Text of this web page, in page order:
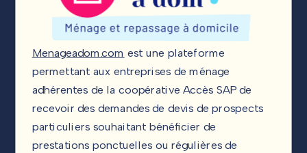
Menageadom.com est une plateforme
permettant aux entreprises de ménage
adhérentes de la coopérative Accès SAP de
recevoir des demandes de devis de prospects
particuliers souhaitant bénéficier de
prestations ponctuelles ou régulières de